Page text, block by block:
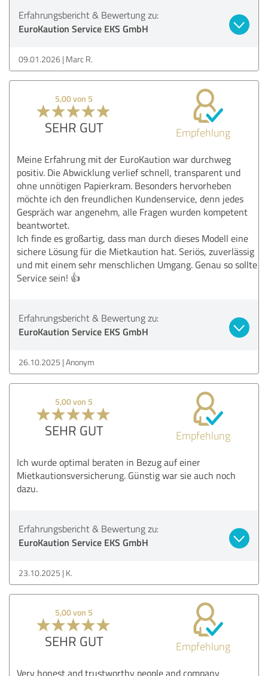
Erfahrungsbericht & Bewertung zu:
EuroKaution Service EKS GmbH
09.01.2026 Marc R.
5,00 von 5
SEHR GUT Empfehlung
Meine Erfahrung mit der EuroKaution war durchweg
positiv. Die Abwicklung verlief schnell, transparent und
ohne unnötigen Papierkram. Besonders hervorheben
möchte ich den freundlichen Kundenservice, denn jedes
Gespräch war angenehm, alle Fragen wurden kompetent
beantwortet.
Ich finde es großartig, dass man durch dieses Modell eine
sichere Lösung für die Mietkaution hat. Seriös, zuverlässig
und mit einem sehr menschlichen Umgang. Genau so sollte
Service sein! 👍
Erfahrungsbericht & Bewertung zu:
EuroKaution Service EKS GmbH
26.10.2025 Anonym
5,00 von 5
SEHR GUT Empfehlung
Ich wurde optimal beraten in Bezug auf einer
Mietkautionsversicherung. Günstig war sie auch noch
dazu.
Erfahrungsbericht & Bewertung zu:
EuroKaution Service EKS GmbH
23.10.2025 K.
5,00 von 5
SEHR GUT Empfehlung
Very honest and trustworthy people and company